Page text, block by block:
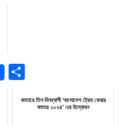
কাতারে তিন দিনব্যাপী ‘বাংলাদেশ ট্রেড ফেয়ার
কাতার ২০২৪’ এর উদ্বোধন